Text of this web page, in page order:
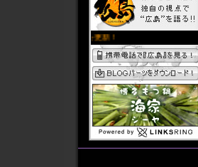
2012年02月
2012年01月
2011年12月
2011年11月
2011年10月
2011年09月
2011年08月
2011年07月
2011年06月
2011年05月
2011年04月